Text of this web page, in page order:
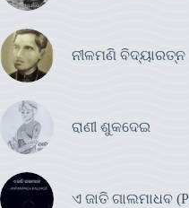
ନୀଳମଣି ବିଦ୍ୟାରତ୍ନ
ରାଣୀ ଶୁକଦେଇ
ଏ ଜାତି ଗାଲମାଧବ